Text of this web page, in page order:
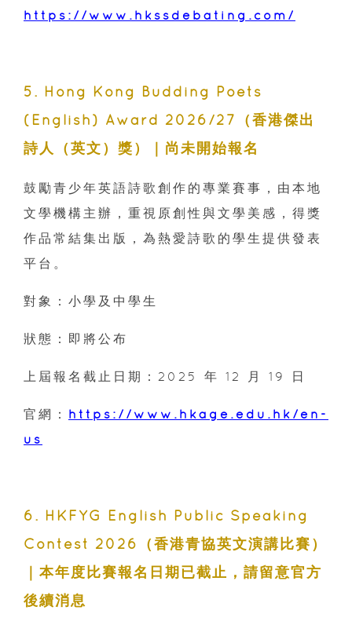
https://www.hkssdebating.com/
5. Hong Kong Budding Poets
(English) Award 2026/27（香港傑出
詩人（英文）獎）｜尚未開始報名
鼓勵青少年英語詩歌創作的專業賽事，由本地
文學機構主辦，重視原創性與文學美感，得獎
作品常結集出版，為熱愛詩歌的學生提供發表
平台。
對象：小學及中學生
狀態：即將公布
上屆報名截止日期：2025 年 12 月 19 日
官網： https://www.hkage.edu.hk/en-
us
6. HKFYG English Public Speaking
Contest 2026（香港青協英文演講比賽）
｜本年度比賽報名日期已截止，請留意官方
後續消息